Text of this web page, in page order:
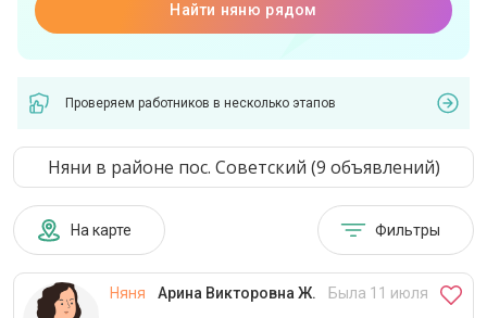
Найти няню рядом
Проверяем работников в несколько этапов
Няни в районе пос. Советский (9 объявлений)
На карте Фильтры
Няня Арина Викторовна Ж.
Была 11 июля